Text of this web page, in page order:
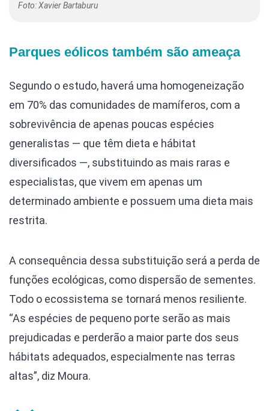
Foto: Xavier Bartaburu
Parques eólicos também são ameaça
Segundo o estudo, haverá uma homogeneização
em 70% das comunidades de mamíferos, com a
sobrevivência de apenas poucas espécies
generalistas — que têm dieta e hábitat
diversificados —, substituindo as mais raras e
especialistas, que vivem em apenas um
determinado ambiente e possuem uma dieta mais
restrita.
A consequência dessa substituição será a perda de
funções ecológicas, como dispersão de sementes.
Todo o ecossistema se tornará menos resiliente.
“As espécies de pequeno porte serão as mais
prejudicadas e perderão a maior parte dos seus
hábitats adequados, especialmente nas terras
altas”, diz Moura.